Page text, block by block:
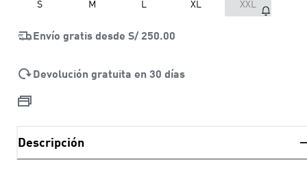
S M L XL XXL
Envío gratis desde S/ 250.00
Devolución gratuita en 30 días
Descripción